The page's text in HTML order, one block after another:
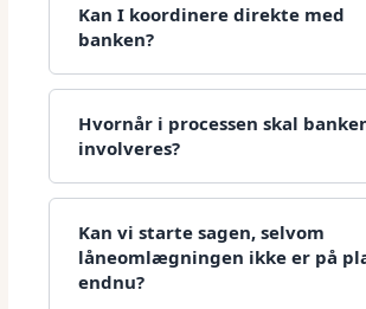
Kan I koordinere direkte med
banken?
Hvornår i processen skal
involveres?
Kan vi starte sagen, selvom
låneomlægningen ikke er på
endnu?